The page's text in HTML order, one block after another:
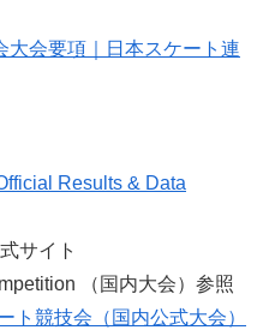
大会要項｜日本スケート連
Results & Data
サイト
（国内大会）参照
ト競技会（国内公式大会）